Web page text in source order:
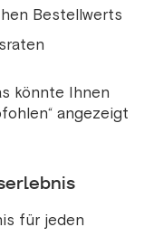
Bestellwerts
könnte Ihnen
angezeigt
für jeden